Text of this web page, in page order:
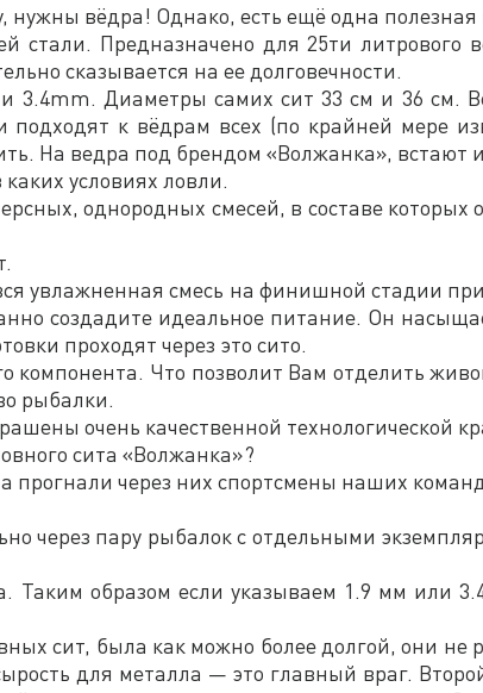
нужны вёдра! Однако, есть ещё одна
стали. Предназначено для 25ти литрового
сказывается на ее долговечности.
3.4mm. Диаметры самих сит 33 см и 36 см.
к вёдрам всех (по крайней мере
На ведра под брендом «Волжанка», встают
условиях ловли.
однородных смесей, в составе
увлажненная смесь на финишной стадии
создадите идеальное питание. Он
проходят через это сито.
Что позволит Вам отделить
рыбалки.
очень качественной технологической
сита «Волжанка»?
прогнали через них спортсмены наших
через пару рыбалок с отдельными
Таким образом если указываем 1.9 мм или
сит, была как можно более долгой, они
для металла — это главный враг.